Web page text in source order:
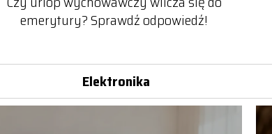
emerytury? Sprawdź odpowiedź!
Elektronika